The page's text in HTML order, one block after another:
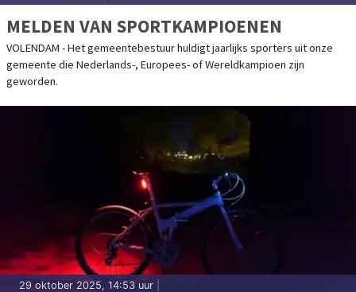
MELDEN VAN SPORTKAMPIOENEN
VOLENDAM - Het gemeentebestuur huldigt jaarlijks sporters uit onze
gemeente die Nederlands-, Europees- of Wereldkampioen zijn
geworden.
29 oktober 2025, 14:53 uur